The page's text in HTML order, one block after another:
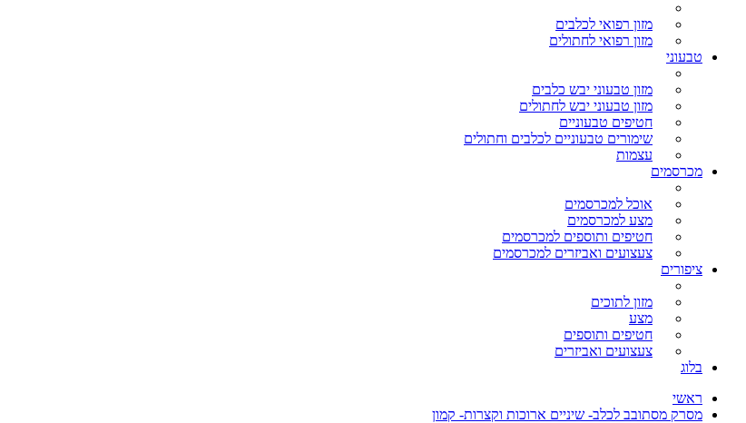
מזון רפואי לכלבים
מזון רפואי לחתולים
טבעוני
מזון טבעוני יבש כלבים
מזון טבעוני יבש לחתולים
חטיפים טבעוניים
שימורים טבעוניים לכלבים וחתולים
עצמות
מכרסמים
אוכל למכרסמים
מצע למכרסמים
חטיפים ותוספים למכרסמים
צעצועים ואביזרים למכרסמים
ציפורים
מזון לתוכים
מצע
חטיפים ותוספים
צעצועים ואביזרים
בלוג
ראשי
מסרק מסתובב לכלב- שיניים ארוכות וקצרות- קמון